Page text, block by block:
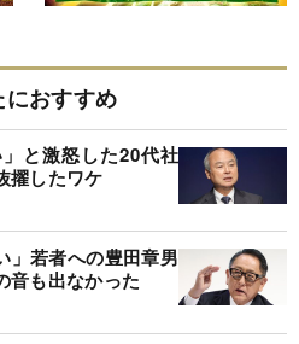
におすすめ
と激怒した20代社
擢したワケ
」若者への豊田章男
音も出なかった